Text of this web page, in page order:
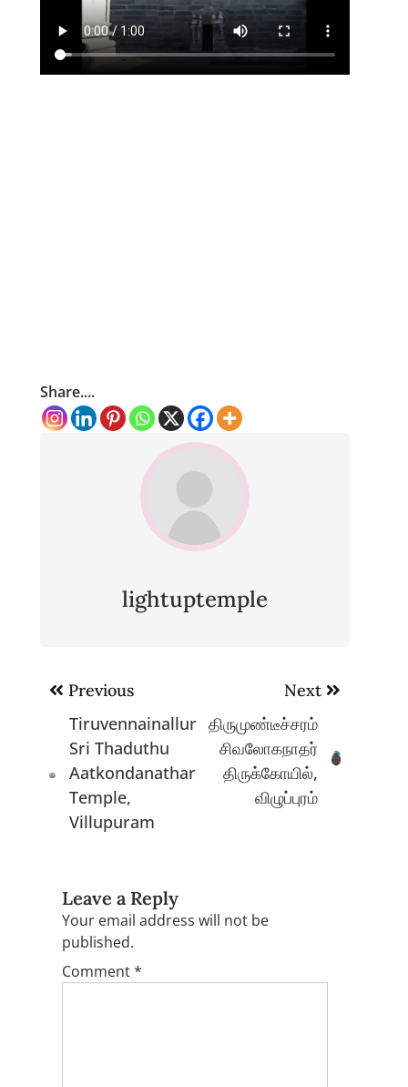
Share....
lightuptemple
Post
navigation
Previous
Tiruvennainallur
Sri Thaduthu
Aatkondanathar
Temple,
Villupuram
Next
திருமுண்டீச்சரம்
சிவலோகநாதர்
திருக்கோயில்,
விழுப்புரம்
Leave a Reply
Your email address will not be
published.
Comment*